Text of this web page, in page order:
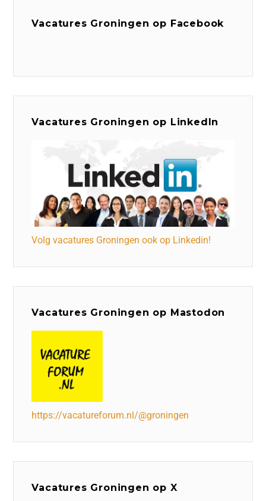
Vacatures Groningen op Facebook
Vacatures Groningen op LinkedIn
Volg vacatures Groningen ook op Linkedin!
Vacatures Groningen op Mastodon
https://vacatureforum.nl/@groningen
Vacatures Groningen op X